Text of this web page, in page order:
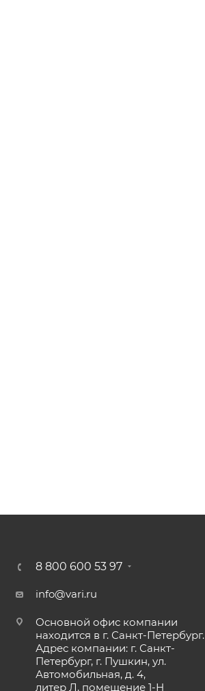
8 800 600 53 97
info@vari.ru
Основной офис компании
находится в г. Санкт-Петербург.
Адрес компании: г. Санкт-
Петербург, г. Пушкин, ул.
Автомобильная, д. 4,
литер Л, помещение 1-Н